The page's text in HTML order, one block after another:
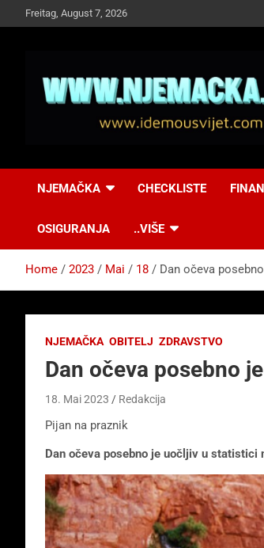
to
Freitag, August 7, 2026
Idemo u Svijet-
NJEMAČKA CHECKLISTE
OSIGURANJA ..VIŠE
Home 2023 Mai 18 Dan očeva
NJEMAČKA OBITELJ ZDRAVSTVO
Dan očeva posebno
18. Mai 2023 Redakcija
Pijan na praznik
Dan očeva posebno je uočljiv u statistici